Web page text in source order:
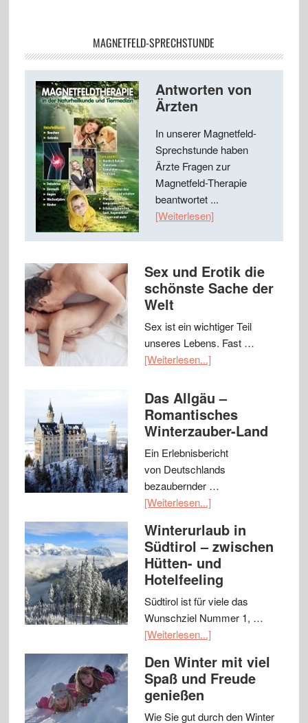
MAGNETFELD-SPRECHSTUNDE
Antworten von
Ärzten
In unserer Magnetfeld-
Sprechstunde haben
Ärzte Fragen zur
Magnetfeld-Therapie
beantwortet ...
[Weiterlesen]
Sex und Erotik die
schönste Sache der
Welt
Sex ist ein wichtiger Teil
unseres Lebens. Fast …
[Weiterlesen...]
Das Allgäu –
Romantisches
Winterzauber-Land
Ein Erlebnisbericht
von Deutschlands
bezaubernder …
[Weiterlesen...]
Winterurlaub in
Südtirol – zwischen
Hütten- und
Hotelfeeling
Südtirol ist für viele das
Wunschziel Nummer 1, …
[Weiterlesen...]
Den Winter mit viel
Spaß und Freude
genießen
Wie Sie gut durch den Winter